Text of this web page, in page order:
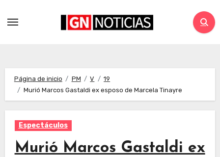
Página de inicio PM V
19
Murió Marcos Gastaldi ex esposo de Marcela Tinayre
Espectáculos
Murió Marcos Gastaldi ex